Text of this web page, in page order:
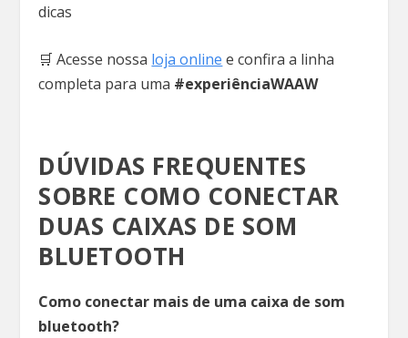
dicas
🛒 Acesse nossa loja online e confira a linha
completa para uma #experiênciaWAAW
DÚVIDAS FREQUENTES
SOBRE COMO CONECTAR
DUAS CAIXAS DE SOM
BLUETOOTH
Como conectar mais de uma caixa de som
bluetooth?